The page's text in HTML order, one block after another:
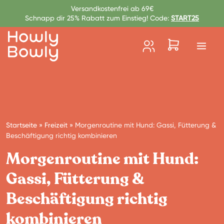
Zum Inhalt springenVersandkostenfrei ab 69€
Schnapp dir 25% Rabatt zum Einstieg! Code: START25
Startseite » Freizeit » Morgenroutine mit Hund: Gassi, Fütterung &
Beschäftigung richtig kombinieren
Morgenroutine mit Hund:
Gassi, Fütterung &
Beschäftigung richtig
kombinieren